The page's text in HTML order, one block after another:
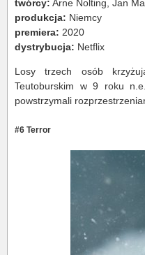
twórcy: Arne Nolting, Jan
produkcja: Niemcy
premiera: 2020
dystrybucja: Netflix
Losy trzech osób
Teutoburskim w 9 roku
powstrzymali
#6 Terror